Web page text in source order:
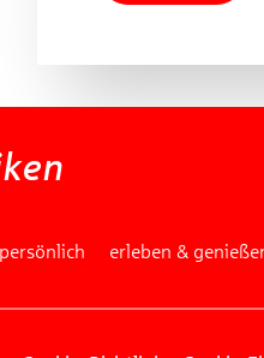
erleben &